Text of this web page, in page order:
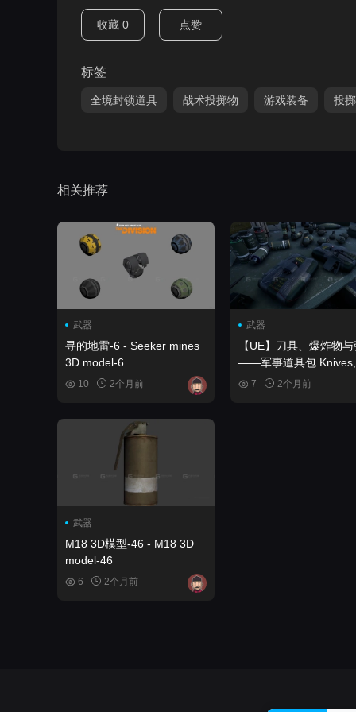
收藏 0 点赞
标签
全境封锁道具 战术投掷物 游戏装备 投
相关推荐
武器
寻的地雷-6 - Seeker mines
3D model-6
10 2个月前
武器
【UE】刀具、爆炸物
——军事道具包 Knives,
Explosives, and
7 2个月前
武器
M18 3D模型-46 - M18 3D
model-46
6 2个月前